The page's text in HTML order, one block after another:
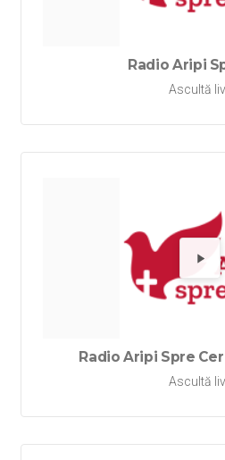
Radio Aripi
Ascultă
Radio Aripi Spre
Ascultă